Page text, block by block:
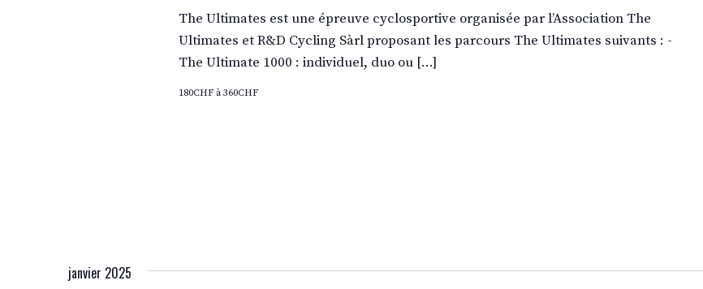
The Ultimates est une épreuve cyclosportive organisée par l’Association The
Ultimates et R&D Cycling Sàrl proposant les parcours The Ultimates suivants : -
The Ultimate 1000 : individuel, duo ou […]
180CHF à 360CHF
janvier 2025